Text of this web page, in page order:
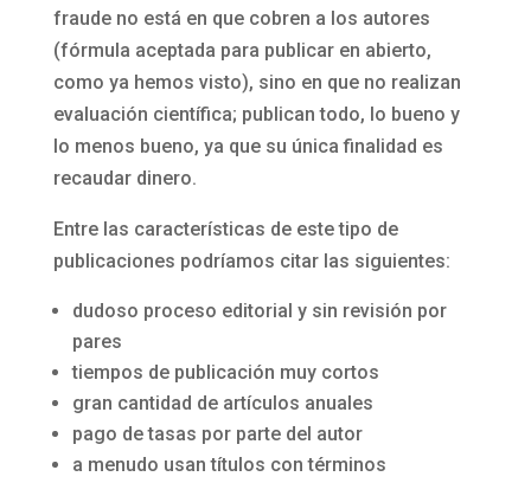
fraude no está en que cobren a los autores
(fórmula aceptada para publicar en abierto,
como ya hemos visto), sino en que no realizan
evaluación científica; publican todo, lo bueno y
lo menos bueno, ya que su única finalidad es
recaudar dinero.
Entre las características de este tipo de
publicaciones podríamos citar las siguientes:
dudoso proceso editorial y sin revisión por
pares
tiempos de publicación muy cortos
gran cantidad de artículos anuales
pago de tasas por parte del autor
a menudo usan títulos con términos